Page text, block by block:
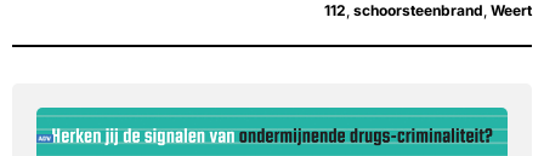
112, schoorsteenbrand, Weert